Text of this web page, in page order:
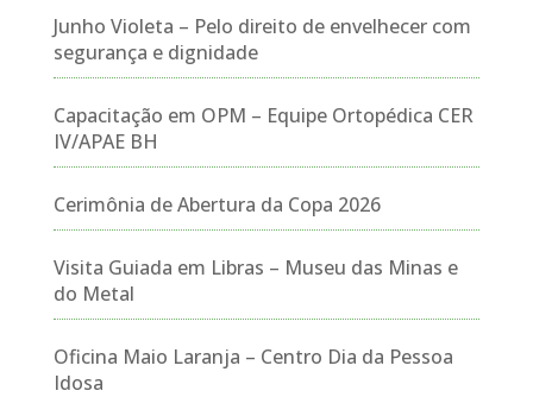
Junho Violeta – Pelo direito de envelhecer com
segurança e dignidade
Capacitação em OPM – Equipe Ortopédica CER
IV/APAE BH
Cerimônia de Abertura da Copa 2026
Visita Guiada em Libras – Museu das Minas e
do Metal
Oficina Maio Laranja – Centro Dia da Pessoa
Idosa